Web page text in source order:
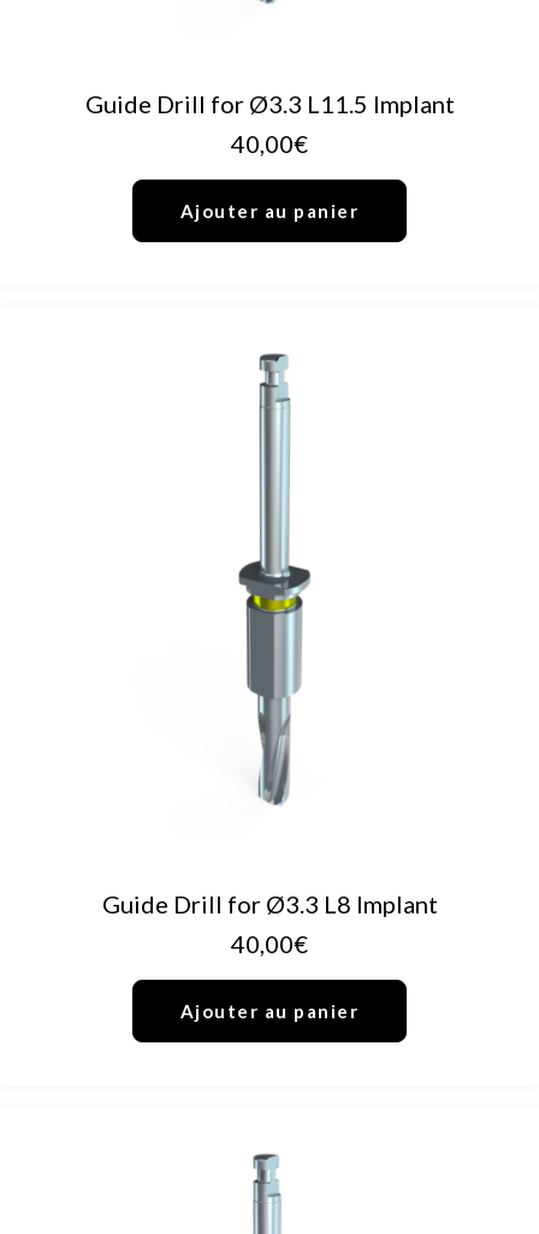
AJOUTER AU PANIER
Guide Drill for Ø3.3 L11.5 Implant
40,00€
Ajouter au panier
AJOUTER AU PANIER
Guide Drill for Ø3.3 L8 Implant
40,00€
Ajouter au panier